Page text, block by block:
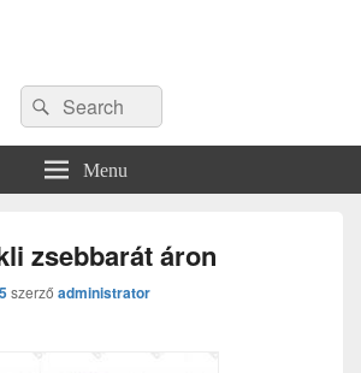
Search
for:
Search
Menu
zsebbarát áron
szerző administrator